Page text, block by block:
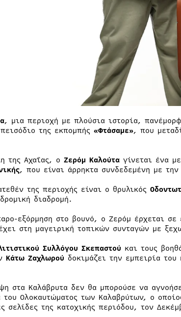
, μια περιοχή με πλούσια ιστορία,
της εκπομπής «Φτάσαμε», που
της Αχαΐας, ο Ζερόμ Καλούταγίνεται ένα
, που είναι άρρηκτα συνδεδεμένη με
της περιοχής είναι ο θρυλικός
διαδρομή.
εξόρμηση στο βουνό, ο Ζερόμ έρχεται
στη μαγειρική τοπικών συνταγών με
Συλλόγου Σκεπαστού και τους
Κάτω Ζαχλωρού δοκιμάζει την εμπειρία
στα Καλάβρυτα δεν θα μπορούσε να
Ολοκαυτώματος των Καλαβρύτων, ο
σελίδες της κατοχικής περιόδου, τον